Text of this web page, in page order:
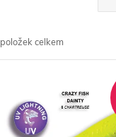
položek celkem